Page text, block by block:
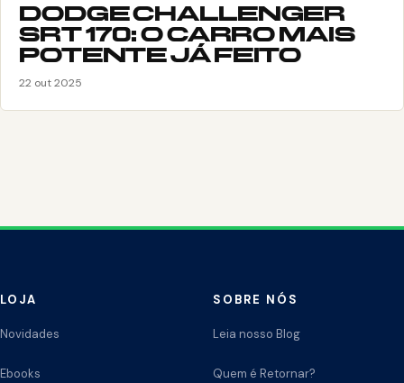
DODGE CHALLENGER
SRT 170: O CARRO MAIS
POTENTE JÁ FEITO
22 out 2025
LOJA
Novidades
Ebooks
SOBRE NÓS
Leia nosso Blog
Quem é Retornar?